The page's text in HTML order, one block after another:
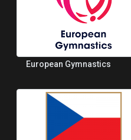
European Gymnastics